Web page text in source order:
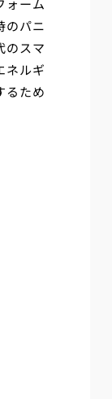
ォーム
のパニ
のスマ
ネルギ
るため